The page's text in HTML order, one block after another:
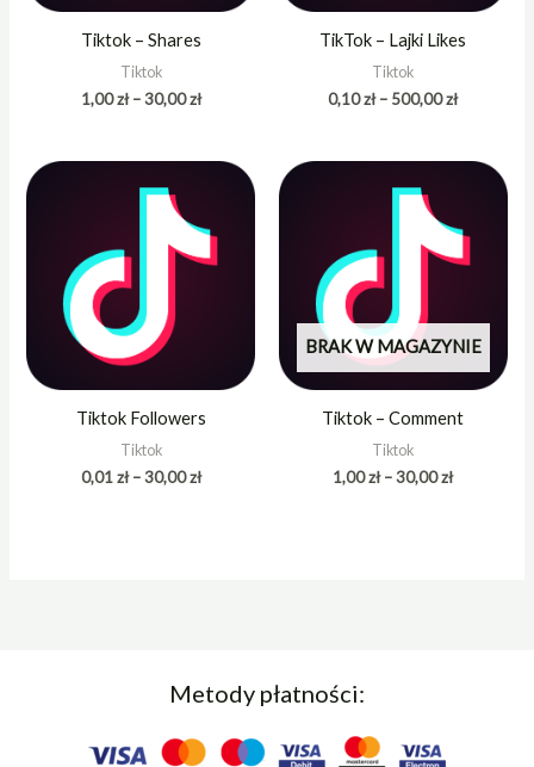
Tiktok – Shares
Tiktok
1,00zł – 30,00zł
TikTok – Lajki Likes
Tiktok
0,10zł – 500,00zł
Tiktok Followers
Tiktok
0,01zł – 30,00zł
Zakres
0,01 zł
30,00 zł
BRAK W MAGAZYNIE
Tiktok – Comment
Tiktok
1,00zł – 30,00zł
Zakres
1,00 zł
30,00 zł
Metody płatności: